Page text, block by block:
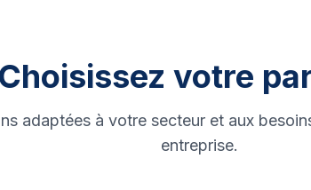
votre
adaptées à votre secteur et aux
entreprise.